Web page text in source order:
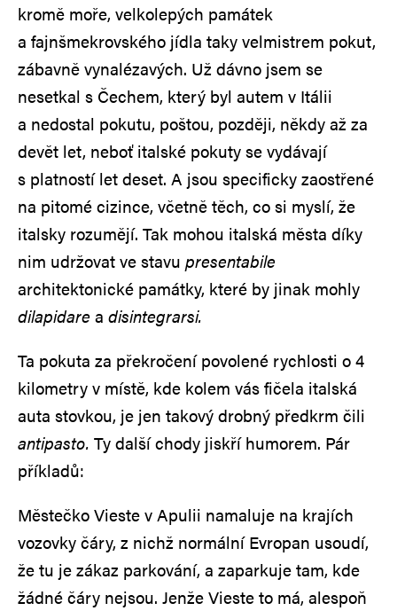
kromě moře, velkolepých památek
a fajnšmekrovského jídla taky velmistrem pokut,
zábavně vynalézavých. Už dávno jsem se
nesetkal s Čechem, který byl autem v Itálii
a nedostal pokutu, poštou, později, někdy až za
devět let, neboť italské pokuty se vydávají
s platností let deset. A jsou specificky zaostřené
na pitomé cizince, včetně těch, co si myslí, že
italsky rozumějí. Tak mohou italská města díky
nim udržovat ve stavu presentabile
architektonické památky, které by jinak mohly
dilapidarea disintegrarsi.
Ta pokuta za překročení povolené rychlosti o 4
kilometry v místě, kde kolem vás fičela italská
auta stovkou, je jen takový drobný předkrm čili
antipasto. Ty další chody jiskří humorem. Pár
příkladů:
Městečko Vieste v Apulii namaluje na krajích
vozovky čáry, z nichž normální Evropan usoudí,
že tu je zákaz parkování, a zaparkuje tam, kde
žádné čáry nejsou. Jenže Vieste to má, alespoň